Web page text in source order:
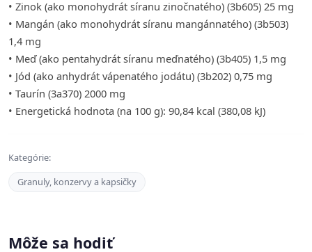
• Zinok (ako monohydrát síranu zinočnatého) (3b605) 25 mg
• Mangán (ako monohydrát síranu mangánnatého) (3b503)
1,4 mg
• Meď (ako pentahydrát síranu meďnatého) (3b405) 1,5 mg
• Jód (ako anhydrát vápenatého jodátu) (3b202) 0,75 mg
• Taurín (3a370) 2000 mg
• Energetická hodnota (na 100 g): 90,84 kcal (380,08 kJ)
Kategórie:
Granuly, konzervy a kapsičky
Môže sa hodiť